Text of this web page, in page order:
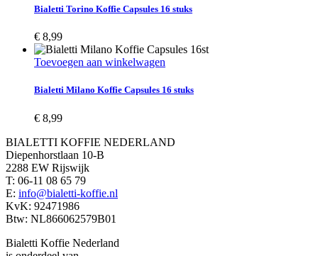
Bialetti Torino Koffie Capsules 16 stuks
€ 8,99
Toevoegen aan winkelwagen
Bialetti Milano Koffie Capsules 16 stuks
€ 8,99
BIALETTI KOFFIE NEDERLAND
Diepenhorstlaan 10-B
2288 EW Rijswijk
T: 06-11 08 65 79
E: info@bialetti-koffie.nl
KvK: 92471986
Btw: NL866062579B01
Bialetti Koffie Nederland